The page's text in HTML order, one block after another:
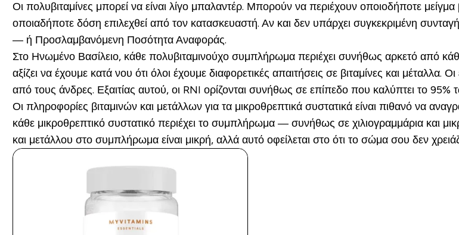
Οι πολυβιταμίνες μπορεί να είναι λίγο μπαλαντέρ. Μπορούν να περιέχουν οποιοδήποτε
οποιαδήποτε δόση επιλεχθεί από τον κατασκευαστή. Αν και δεν υπάρχει συγκεκριμένη
— ή Προσλαμβανόμενη Ποσότητα Αναφοράς.
Στο Ηνωμένο Βασίλειο, κάθε πολυβιταμινούχο συμπλήρωμα περιέχει συνήθως αρκετό από
αξίζει να έχουμε κατά νου ότι όλοι έχουμε διαφορετικές απαιτήσεις σε βιταμίνες και μέταλλα.
από τους άνδρες. Εξαιτίας αυτού, οι RNI ορίζονται συνήθως σε επίπεδο που καλύπτει το
Οι πληροφορίες βιταμινών και μετάλλων για τα μικροθρεπτικά συστατικά είναι πιθανό να
κάθε μικροθρεπτικό συστατικό περιέχει το συμπλήρωμα — συνήθως σε χιλιογραμμάρια και
και μετάλλου στο συμπλήρωμα είναι μικρή, αλλά αυτό οφείλεται στο ότι το σώμα σου δεν